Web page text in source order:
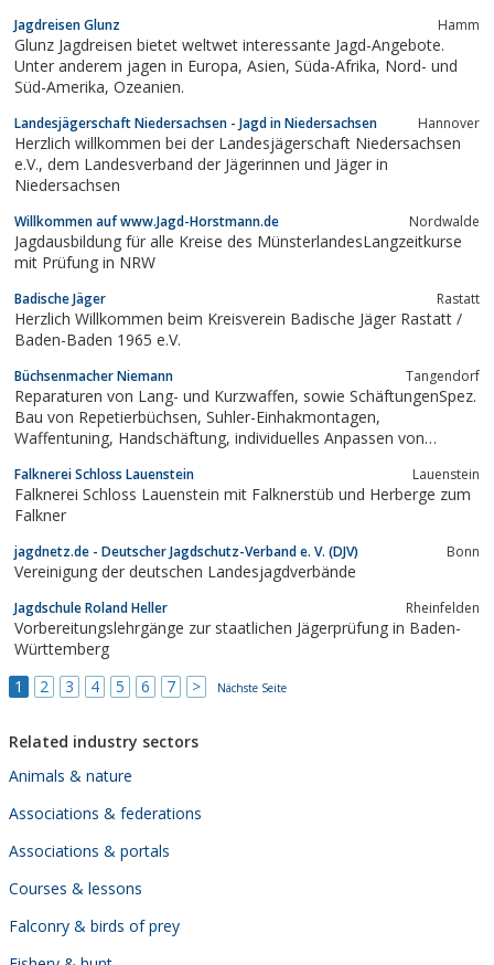
Jagdreisen Glunz Hamm
Glunz Jagdreisen bietet weltwet interessante Jagd-Angebote.
Unter anderem jagen in Europa, Asien, Süda-Afrika, Nord- und
Süd-Amerika, Ozeanien.
Landesjägerschaft Niedersachsen - Jagd in Niedersachsen Hannover
Herzlich willkommen bei der Landesjägerschaft Niedersachsen
e.V., dem Landesverband der Jägerinnen und Jäger in
Niedersachsen
Willkommen auf www.Jagd-Horstmann.de Nordwalde
Jagdausbildung für alle Kreise des MünsterlandesLangzeitkurse
mit Prüfung in NRW
Badische Jäger Rastatt
Herzlich Willkommen beim Kreisverein Badische Jäger Rastatt /
Baden-Baden 1965 e.V.
Büchsenmacher Niemann Tangendorf
Reparaturen von Lang- und Kurzwaffen, sowie SchäftungenSpez.
Bau von Repetierbüchsen, Suhler-Einhakmontagen,
Waffentuning, Handschäftung, individuelles Anpassen von
Falknerei Schloss Lauenstein Lauenstein
Falknerei Schloss Lauenstein mit Falknerstüb und Herberge zum
Falkner
jagdnetz.de - Deutscher Jagdschutz-Verband e. V. (DJV) Bonn
Vereinigung der deutschen Landesjagdverbände
Jagdschule Roland Heller Rheinfelden
Vorbereitungslehrgänge zur staatlichen Jägerprüfung in Baden-
Württemberg
1
2 3 4 5 6 7 > Nächste Seite
Related industry sectors
Animals & nature
Associations & federations
Associations & portals
Courses & lessons
Falconry & birds of prey